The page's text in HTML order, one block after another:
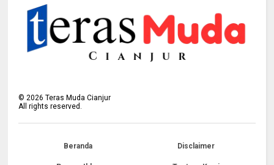
©2026 Teras Muda Cianjur
All rights reserved.
Beranda Disclaimer